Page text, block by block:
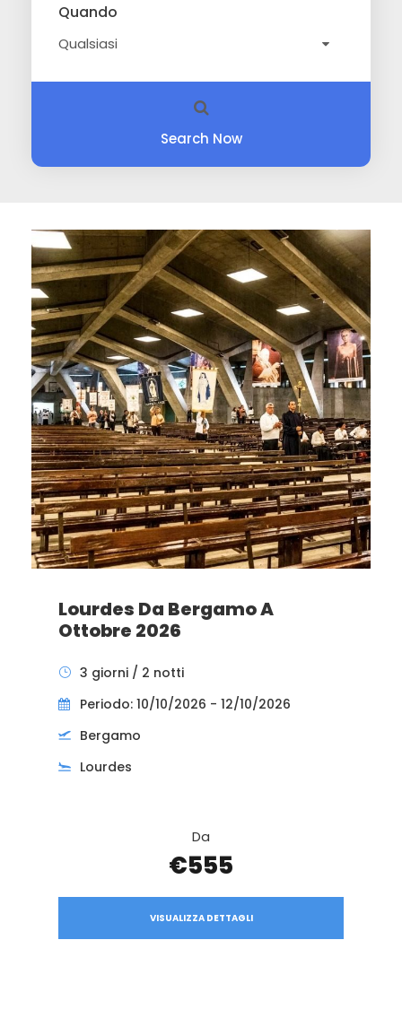
Quando
Search Now
Lourdes Da Bergamo A
Ottobre 2026
3 giorni / 2 notti
Periodo: 10/10/2026 - 12/10/2026
Bergamo
Lourdes
Da
€555
VISUALIZZA DETTAGLI